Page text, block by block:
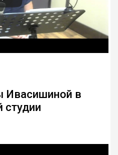
Ивасишиной в
студии